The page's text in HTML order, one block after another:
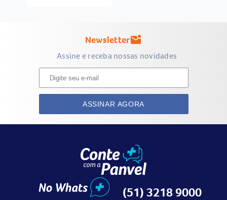
Newslettermark_email_unread
Assine e receba nossas novidades
ASSINAR AGORA
(51) 3218 9000